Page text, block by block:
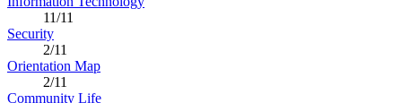
11/11
Security
2/11
Orientation Map
2/11
Community Life